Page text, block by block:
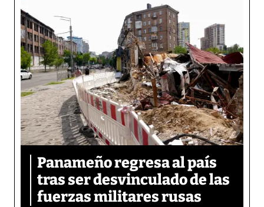
Panameño regresa al país
tras ser desvinculado de las
fuerzas militares rusas